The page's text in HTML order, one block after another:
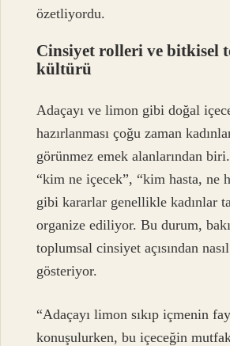
özetliyordu.
Cinsiyet rolleri ve bitkisel
kültürü
Adaçayı ve limon gibi doğal
hazırlanması çoğu zaman
görünmez emek alanlarından
“kim ne içecek”, “kim hasta, ne
gibi kararlar genellikle kadınlar
organize ediliyor. Bu durum,
toplumsal cinsiyet açısından nasıl
gösteriyor.
“Adaçayı limon sıkıp içmenin
konuşulurken, bu içeceğin